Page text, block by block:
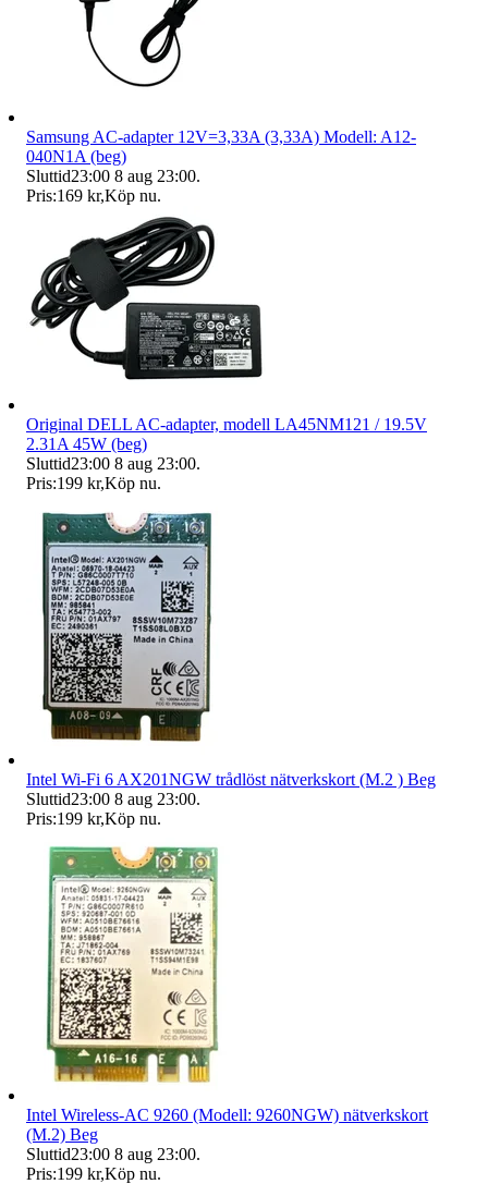
Samsung AC-adapter 12V=3,33A (3,33A) Modell: A12-
040N1A (beg)
Sluttid23:00 8 aug 23:00.
Pris:169 kr,Köp nu.
Original DELL AC-adapter, modell LA45NM121 / 19.5V
2.31A 45W (beg)
Sluttid23:00 8 aug 23:00.
Pris:199 kr,Köp nu.
Intel Wi-Fi 6 AX201NGW trådlöst nätverkskort (M.2 ) Beg
Sluttid23:00 8 aug 23:00.
Pris:199 kr,Köp nu.
Intel Wireless-AC 9260 (Modell: 9260NGW) nätverkskort
(M.2) Beg
Sluttid23:00 8 aug 23:00.
Pris:199 kr,Köp nu.